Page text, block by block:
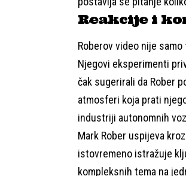
Reakcije i
Roberov video nije
Njegovi eksperimenti
čak sugerirali da Rober
atmosferi koja prati
industriji autonomnih
Mark Rober uspijeva
istovremeno istražuje
kompleksnih tema na